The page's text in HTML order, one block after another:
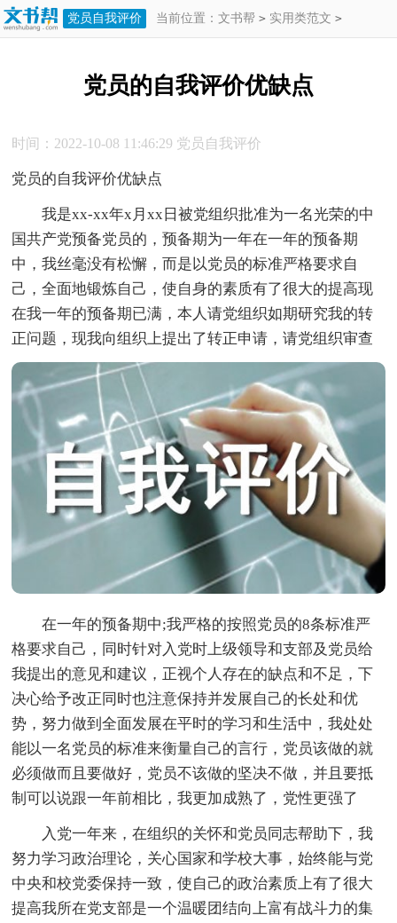
党员自我评价 当前位置： 文书帮 > 实用类范文 >
评价优缺点
党员的自我评价优缺点
时间：2022-10-08 11:46:29 党员自我评价
党员的自我评价优缺点
我是xx-xx年x月xx日被党组织批准为一名光荣的中
国共产党预备党员的，预备期为一年在一年的预备期
中，我丝毫没有松懈，而是以党员的标准严格要求自
己，全面地锻炼自己，使自身的素质有了很大的提高现
在我一年的预备期已满，本人请党组织如期研究我的转
正问题，现我向组织上提出了转正申请，请党组织审查
在一年的预备期中;我严格的按照党员的8条标准严
格要求自己，同时针对入党时上级领导和支部及党员给
我提出的意见和建议，正视个人存在的缺点和不足，下
决心给予改正同时也注意保持并发展自己的长处和优
势，努力做到全面发展在平时的学习和生活中，我处处
能以一名党员的标准来衡量自己的言行，党员该做的就
必须做而且要做好，党员不该做的坚决不做，并且要抵
制可以说跟一年前相比，我更加成熟了，党性更强了
入党一年来，在组织的关怀和党员同志帮助下，我
努力学习政治理论，关心国家和学校大事，始终能与党
中央和校党委保持一致，使自己的政治素质上有了很大
提高我所在党支部是一个温暖团结向上富有战斗力的集